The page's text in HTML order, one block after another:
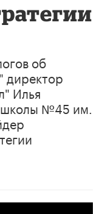
об
директор
Илья
№45 им.